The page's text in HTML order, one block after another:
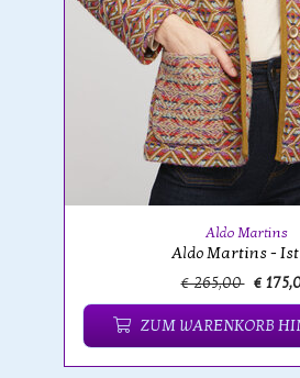
Aldo Martins
Aldo Martins -
€ 265,00 €
ZUM WARENKORB